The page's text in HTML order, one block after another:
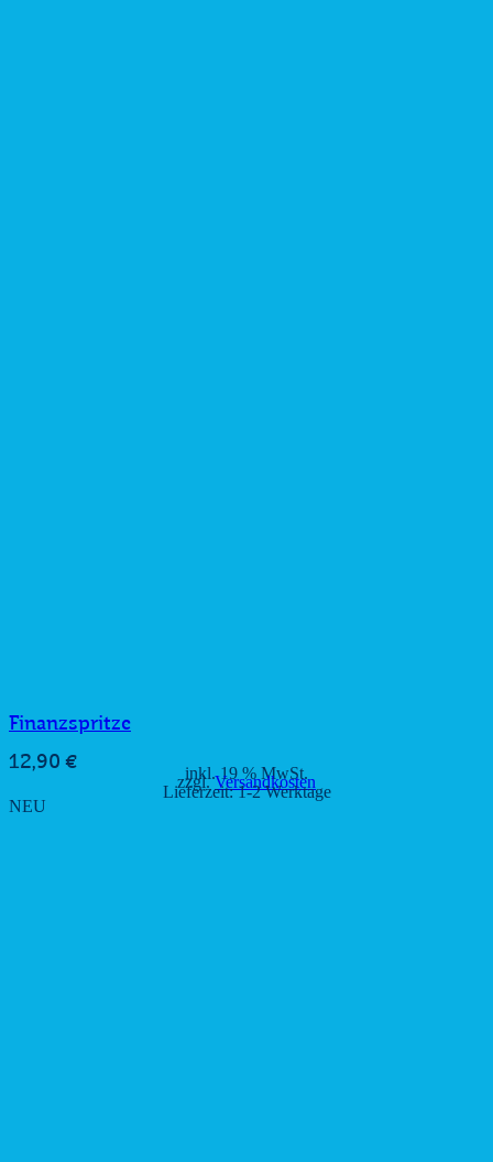
Finanzspritze
12,90 € inkl. 19 % MwSt.
zzgl.Versandkosten
Lieferzeit:1-2 Werktage
NEU